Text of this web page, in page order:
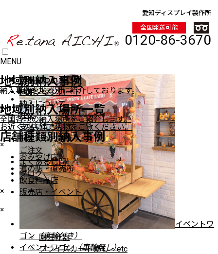
愛知ディスプレイ製作所
全国発送可能
0120-86-3670
MENU
HOME
商品一覧
ワゴン（車輪付き）
ワゴン（車輪無し）
ステージ陳列台
平台
壁面陳列棚
ラウンド・六角陳列台
トレイラック
システム什器
レジカンター
シェルフラック
園芸什器
プライスカード差し・etc
イベントワ
ゴン （車輪付き）
イベントワゴン（車輪無し）
地域別納入事例
納入事例を地域別に紹介しております。
地域別納入場所一覧
全国各地の納入場所をご紹介します。
お近くの店舗で現物をご覧ください。
店舗種類別納入事例
おみやげ店
道の駅・直売所
飲食料品店
販売店・イベント
×
製品について
納期
納入について
注文
支払いについて
×
製品について
納期
納入について
注文
支払いについて
FAXでのお見積り
ご注文
よくある質問
ブログ
×
デジタルカタログ
PDFダウンロード
×